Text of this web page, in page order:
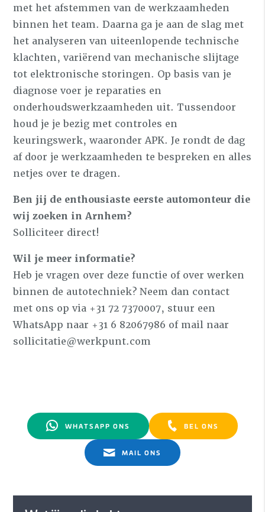
met het afstemmen van de werkzaamheden
binnen het team. Daarna ga je aan de slag met
het analyseren van uiteenlopende technische
klachten, variërend van mechanische slijtage
tot elektronische storingen. Op basis van je
diagnose voer je reparaties en
onderhoudswerkzaamheden uit. Tussendoor
houd je je bezig met controles en
keuringswerk, waaronder APK. Je rondt de dag
af door je werkzaamheden te bespreken en alles
netjes over te dragen.
Ben jij de enthousiaste eerste automonteur die
wij zoeken in Arnhem?
Solliciteer direct!
Wil je meer informatie?
Heb je vragen over deze functie of over werken
binnen de autotechniek? Neem dan contact
met ons op via +31 72 7370007, stuur een
WhatsApp naar +31 6 82067986 of mail naar
sollicitatie@werkpunt.com
WHATSAPP ONS BEL ONS
MAIL ONS